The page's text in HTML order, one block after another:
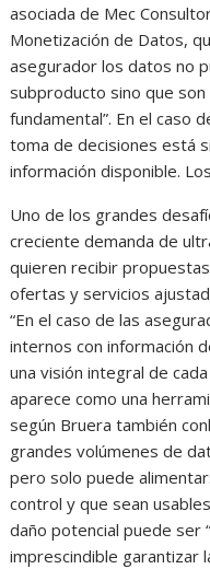
asociada de Mec
Monetización de Datos,
asegurador los datos no
subproducto sino que
fundamental”. En el caso
toma de decisiones está
información disponible.
Uno de los grandes
creciente demanda de
quieren recibir
ofertas y servicios
“En el caso de las
internos con información
una visión integral de
aparece como una
según Bruera también
grandes volúmenes de
pero solo puede
control y que sean
daño potencial puede ser
imprescindible garantizar